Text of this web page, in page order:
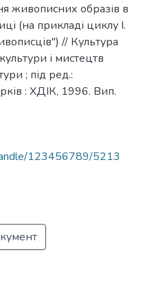
живописних образів в
(на прикладі циклу І.
// Культура
і мистецтв
; під ред.:
: ХДІК, 1996. Вип.
123456789/5213